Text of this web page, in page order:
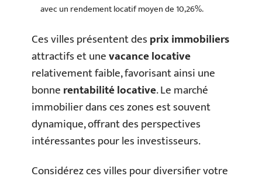
avec un rendement locatif moyen de 10,26%.
Ces villes présentent desprix immobiliers
attractifs et unevacance locative
relativement faible, favorisant ainsi une
bonnerentabilité locative. Le marché
immobilier dans ces zones est souvent
dynamique, offrant des perspectives
intéressantes pour les investisseurs.
Considérez ces villes pour diversifier votre